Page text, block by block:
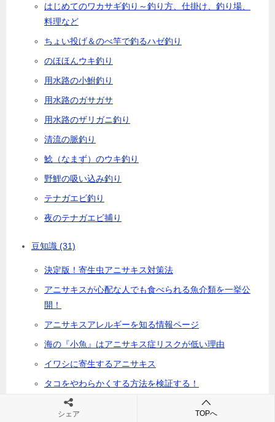
はじめてのワカサギ釣り～釣り方、仕掛け、釣り場、
料理など
ちょい投げ＆のべ竿で釣るハゼ釣り
のほほんウキ釣り
用水路の小鮒釣り
用水路のガサガサ
用水路のザリガニ釣り
清流の脈釣り
鯰（なまず）のウキ釣り
野鯉の吸い込み釣り
テナガエビ釣り
夜のテナガエビ捕り
豆知識 (31)
決定版！寄生虫アニサキス対策法
アニサキスが心配な人でも食べられる魚介類を一挙公
開！
アニサキスアレルギーを知る情報ページ
海の『小魚』はアニサキス症リスクが低い理由
イワシに寄生するアニサキス
タコをやわらかくする方法を検証する！
釣果アップの秘訣～タブーを回避する
シェア TOPへ